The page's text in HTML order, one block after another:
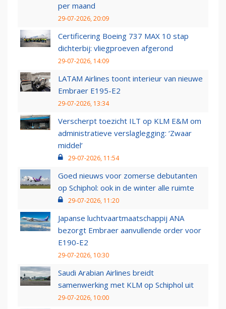
per maand
29-07-2026, 20:09
Certificering Boeing 737 MAX 10 stap
dichterbij: vliegproeven afgerond
29-07-2026, 14:09
LATAM Airlines toont interieur van nieuwe
Embraer E195-E2
29-07-2026, 13:34
Verscherpt toezicht ILT op KLM E&M om
administratieve verslaglegging: ‘Zwaar
middel’
29-07-2026, 11:54
Goed nieuws voor zomerse debutanten
op Schiphol: ook in de winter alle ruimte
29-07-2026, 11:20
Japanse luchtvaartmaatschappij ANA
bezorgt Embraer aanvullende order voor
E190-E2
29-07-2026, 10:30
Saudi Arabian Airlines breidt
samenwerking met KLM op Schiphol uit
29-07-2026, 10:00